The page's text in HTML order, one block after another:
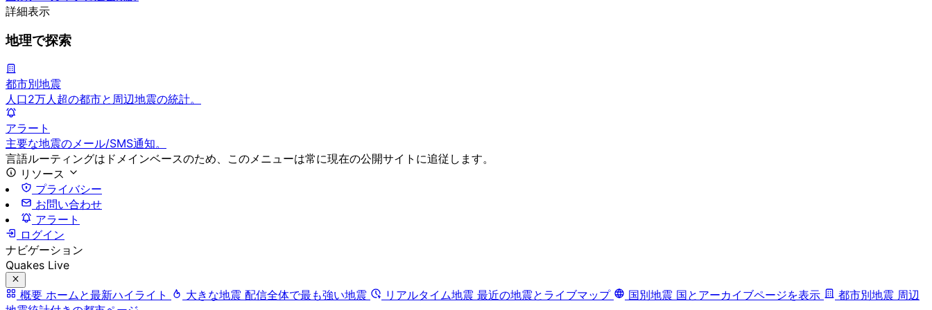
詳細表示
地理で探索
都市別地震
人口2万人超の都市と周辺地震の統計。
アラート
主要な地震のメール/SMS通知。
言語ルーティングはドメインベースのため、このメニューは常に現在の公開サイトに追従します。
リソース
プライバシー
お問い合わせ
アラート
ログイン
ナビゲーション
Quakes Live
概要 ホームと最新ハイライト 大きな地震 配信全体で最も強い地震 リアルタイム地震 最近の地震とライブマップ 国別地震 国とアーカイブページを表示 都市別地震 周辺